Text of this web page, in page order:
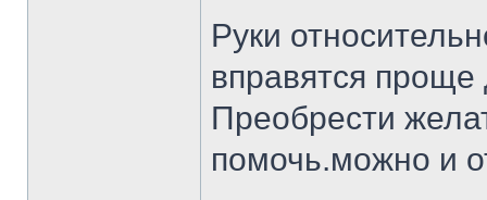
Руки
вправятся
Преобрести
помочь.можно и